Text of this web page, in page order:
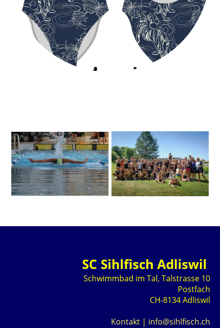
SC Sihlfisch Adliswil
Schwimmbad im Tal, Talstrasse 10
Postfach
CH-8134 Adliswil
Kontakt | info@sihlfisch.ch